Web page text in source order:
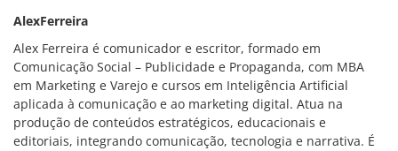
AlexFerreira
Alex Ferreira é comunicador e escritor, formado em
Comunicação Social – Publicidade e Propaganda, com MBA
em Marketing e Varejo e cursos em Inteligência Artificial
aplicada à comunicação e ao marketing digital. Atua na
produção de conteúdos estratégicos, educacionais e
editoriais, integrando comunicação, tecnologia e narrativa. É